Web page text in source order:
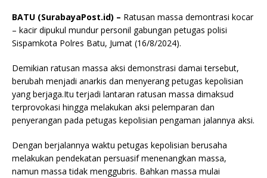
BATU (SurabayaPost.id) – Ratusan massa demontrasi kocar
– kacir dipukul mundur personil gabungan petugas polisi
Sispamkota Polres Batu, Jumat (16/8/2024).
Demikian ratusan massa aksi demonstrasi damai tersebut,
berubah menjadi anarkis dan menyerang petugas kepolisian
yang berjaga.Itu terjadi lantaran ratusan massa dimaksud
terprovokasi hingga melakukan aksi pelemparan dan
penyerangan pada petugas kepolisian pengaman jalannya aksi.
Dengan berjalannya waktu petugas kepolisian berusaha
melakukan pendekatan persuasif menenangkan massa,
namun massa tidak menggubris. Bahkan massa mulai